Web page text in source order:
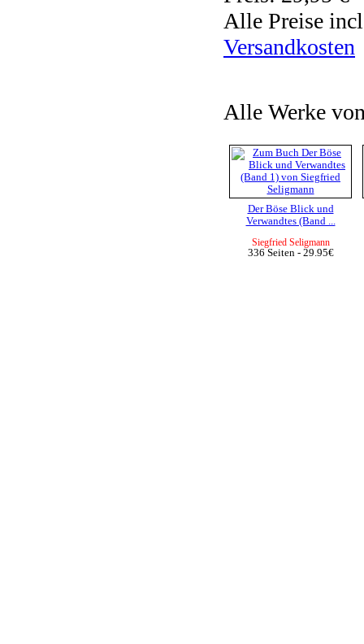
Alle Preise
Versandkosten
Alle Werke
Der Böse Blick und
Verwandtes (Band ...
Siegfried Seligmann
336 Seiten - 29.95€